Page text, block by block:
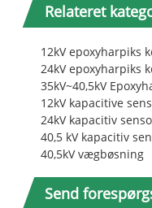
Relateret
12kV epoxyharpiks
24kV epoxyharpiks
35kV~40,5kV
12kV kapacitive
24kV kapacitiv
40,5 kV kapacitiv
40,5kV vægbøsning
Send